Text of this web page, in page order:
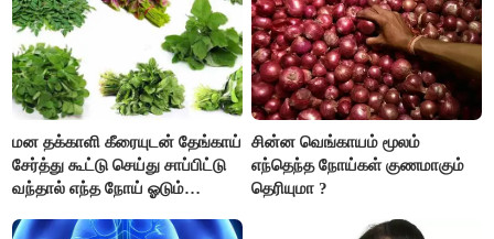
மன தக்காளி கீரையுடன் தேங்காய்
சேர்த்து கூட்டு செய்து சாப்பிட்டு
வந்தால் எந்த நோய் ஓடும்
சின்ன வெங்காயம் மூலம்
எந்தெந்த நோய்கள் குணமாகும்
தெரியுமா ?